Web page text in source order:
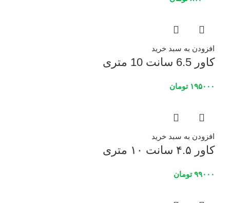
افزودن به سبد خرید
کاور 6.5 سانت 10 متری
۱۹۵۰۰۰ تومان
افزودن به سبد خرید
کاور ۴.۵ سانت ۱۰ متری
۹۹۰۰۰ تومان